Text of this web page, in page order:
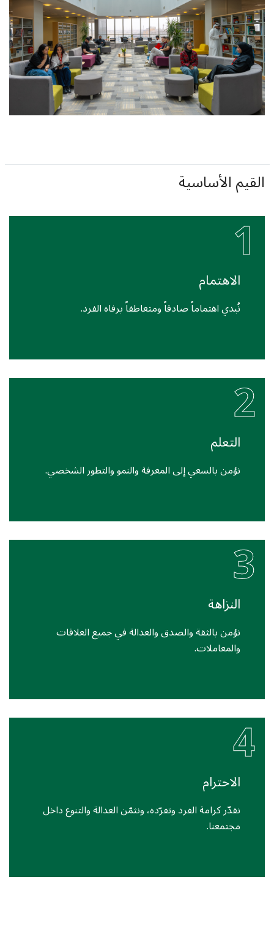
القيم الأساسية
1الاهتمام
نُبدي اهتماماً صادقاً ومتعاطفاً برفاه الفرد.
2التعلم
نؤمن بالسعي إلى المعرفة والنمو والتطور الشخصي.
3النزاهة
نؤمن بالثقة والصدق والعدالة في جميع العلاقات
والمعاملات.
4الاحترام
نقدّر كرامة الفرد وتفرّده، ونثمّن العدالة والتنوع داخل
مجتمعنا.